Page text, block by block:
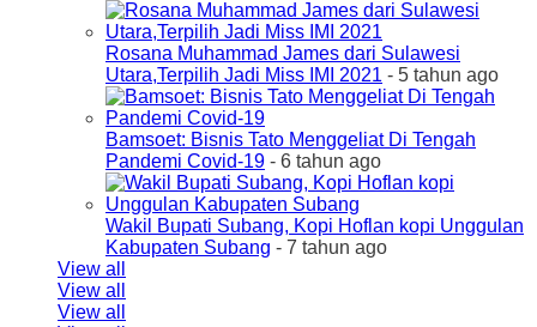
Rosana Muhammad James dari Sulawesi
Utara,Terpilih Jadi Miss IMI 2021 - 5 tahun ago
Bamsoet: Bisnis Tato Menggeliat Di Tengah
Pandemi Covid-19 - 6 tahun ago
Wakil Bupati Subang, Kopi Hoflan kopi Unggulan
Kabupaten Subang - 7 tahun ago
View all
View all
View all